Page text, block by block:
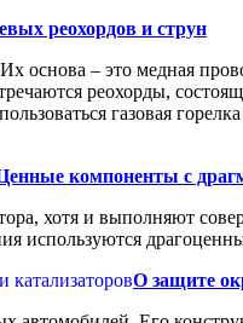
реохордов и струн
основа – это медная
реохорды,
газовая
компоненты с
хотя и выполняют
используются
О защите